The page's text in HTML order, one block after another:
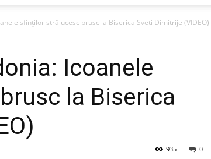
sfinţilor strălucesc brusc la Biserica Sveti Dimitrije (VIDEO)
Icoanele
la Biserica
0
935